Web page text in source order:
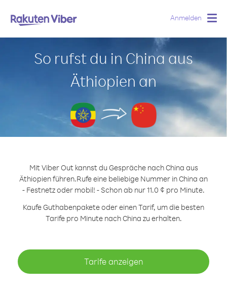
Anmelden
So rufst du in China aus
Äthiopien an
Mit Viber Out kannst du Gespräche nach China aus
Äthiopien führen.Rufe eine beliebige Nummer in China an
- Festnetz oder mobil! - Schon ab nur 11.0 ¢ pro Minute.
Kaufe Guthabenpakete oder einen Tarif, um die besten
Tarife pro Minute nach China zu erhalten.
Tarife anzeigen